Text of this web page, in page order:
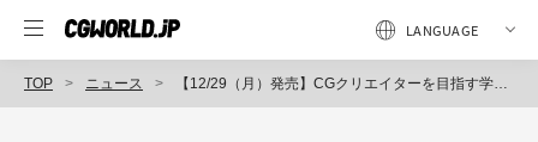
TOP ニュース 【12/29（月）発売】CGクリエイターを目指す学生必携の書 『CGクリエイターになるためのポートフォリオ実例集 』